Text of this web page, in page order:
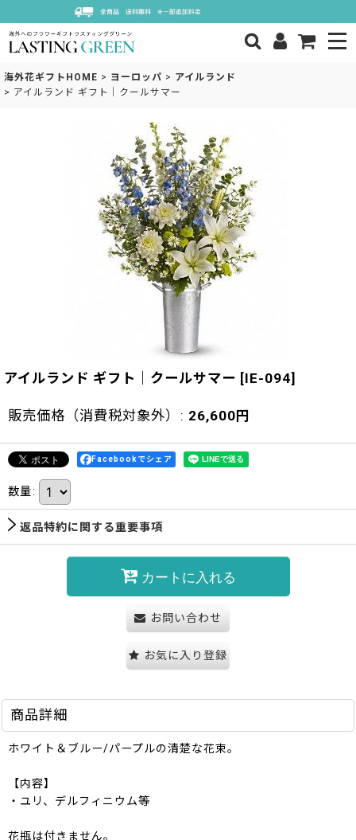
海外花ギフトHOME > ヨーロッパ > アイルランド
> アイルランド ギフト｜クールサマー
アイルランド ギフト｜クールサマー [IE-094]
販売価格（消費税対象外） : 26,600 円
Facebookでシェア
数量:
返品特約に関する重要事項
カートに入れる
お問い合わせ
お気に入り登録
商品詳細
ホワイト＆ブルー/パープルの清楚な花束。
【内容】
・ユリ、デルフィニウム等
花瓶は付きません。